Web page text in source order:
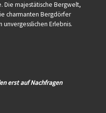
Die majestätische Bergwelt,
charmanten Bergdörfer
Erlebnis.
erst auf Nachfragen